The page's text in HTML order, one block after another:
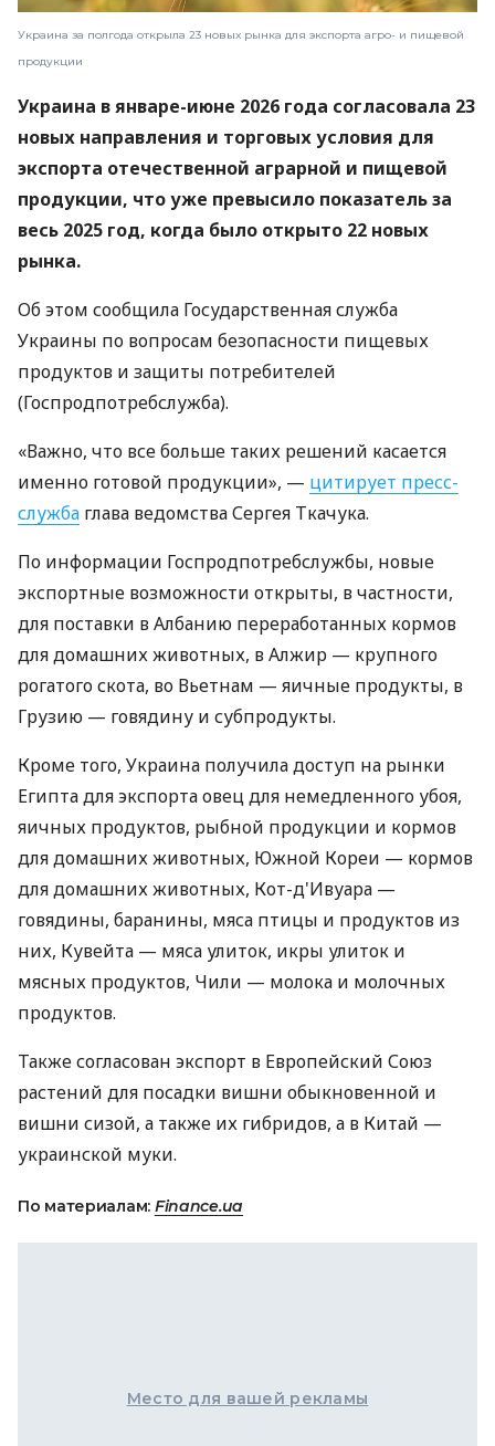
Украина за полгода открыла 23 новых рынка для экспорта агро- и пищевой
продукции
Украина в январе-июне 2026 года согласовала 23
новых направления и торговых условия для
экспорта отечественной аграрной и пищевой
продукции, что уже превысило показатель за
весь 2025 год, когда было открыто 22 новых
рынка.
Об этом сообщила Государственная служба
Украины по вопросам безопасности пищевых
продуктов и защиты потребителей
(Госпродпотребслужба).
«Важно, что все больше таких решений касается
именно готовой продукции», — цитирует пресс-
служба глава ведомства Сергея Ткачука.
По информации Госпродпотребслужбы, новые
экспортные возможности открыты, в частности,
для поставки в Албанию переработанных кормов
для домашних животных, в Алжир — крупного
рогатого скота, во Вьетнам — яичные продукты, в
Грузию — говядину и субпродукты.
Кроме того, Украина получила доступ на рынки
Египта для экспорта овец для немедленного убоя,
яичных продуктов, рыбной продукции и кормов
для домашних животных, Южной Кореи — кормов
для домашних животных, Кот-д'Ивуара —
говядины, баранины, мяса птицы и продуктов из
них, Кувейта — мяса улиток, икры улиток и
мясных продуктов, Чили — молока и молочных
продуктов.
Также согласован экспорт в Европейский Союз
растений для посадки вишни обыкновенной и
вишни сизой, а также их гибридов, а в Китай —
украинской муки.
По материалам: Finance.ua
Место для вашей рекламы